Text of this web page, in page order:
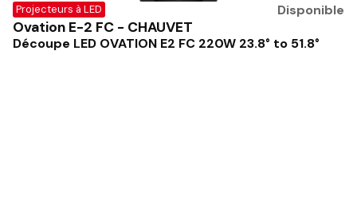
Projecteurs à LED Disponible
Ovation E-2 FC - CHAUVET
Découpe LED OVATION E2 FC 220W 23.8° to 51.8°